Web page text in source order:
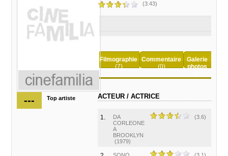
--- Top artiste
(3.43)
Filmographie
(7)
Commentaire
(0)
Galerie
photos
ACTEUR / ACTRICE
1.
DA
CORLEONE
A
BROOKLYN
(1979)
(3.6)